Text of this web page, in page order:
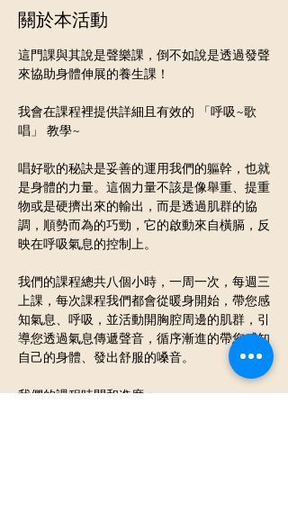
關於本活動
這門課與其說是聲樂課，倒不如說是透過發聲
來協助身體伸展的養生課！
我會在課程裡提供詳細且有效的 「呼吸~歌
唱」 教學~
唱好歌的秘訣是妥善的運用我們的軀幹，也就
是身體的力量。這個力量不該是像舉重、提重
物或是硬擠出來的輸出，而是透過肌群的協
調，順勢而為的巧勁，它的啟動來自橫膈，反
映在呼吸氣息的控制上。
我們的課程總共八個小時，一周一次，每週三
上課，每次課程我們都會從暖身開始，帶您感
知氣息、呼吸，並活動開胸腔周邊的肌群，引
導您透過氣息傳遞聲音，循序漸進的帶您感知
自己的身體、發出舒服的嗓音。
我們的課程時間和進度：